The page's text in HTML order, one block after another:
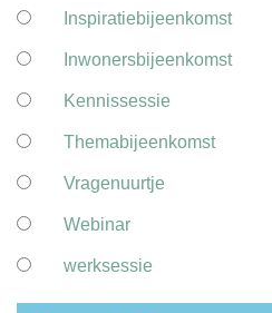
Inspiratiebijeenkomst
Inwonersbijeenkomst
Kennissessie
Themabijeenkomst
Vragenuurtje
Webinar
werksessie